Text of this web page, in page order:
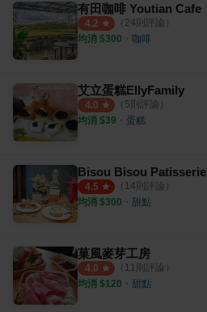
有田咖啡 Youtian Cafe
4.2 （ 24則評論）
均消 $300 ・ 咖啡
艾立蛋糕EllyFamily
4.0 （ 5則評論）
均消 $39 ・ 蛋糕
Bisou Bisou Patisserie
4.5 （ 14則評論）
均消 $300 ・ 甜點
菓風麥芽工房
4.0 （ 11 則評論）
均消 $120 ・ 甜點